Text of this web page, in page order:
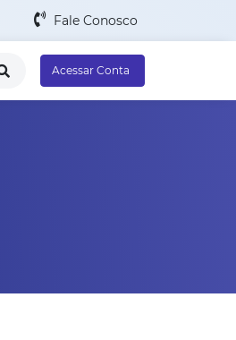
Fale Conosco
Acessar Conta